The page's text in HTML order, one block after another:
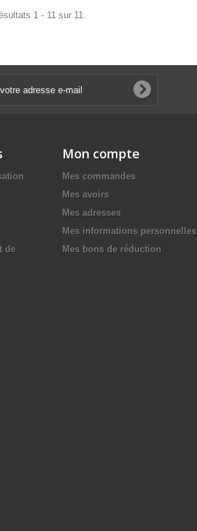
1 - 11 sur 11.
de
Mon compte
Mes commandes
Mes avoirs
Mes adresses
Mes informations personnelles
Mes bons de réduction